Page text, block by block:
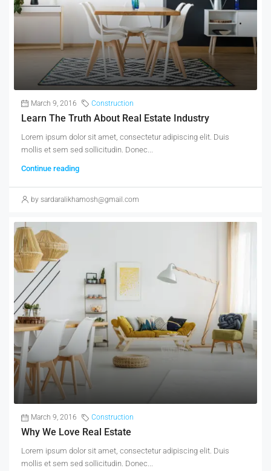
March 9, 2016 Construction
Learn The Truth About Real Estate Industry
Lorem ipsum dolor sit amet, consectetur adipiscing elit. Duis
mollis et sem sed sollicitudin. Donec...
Continue reading
by sardaralikhamosh@gmail.com
March 9, 2016 Construction
Why We Love Real Estate
Lorem ipsum dolor sit amet, consectetur adipiscing elit. Duis
mollis et sem sed sollicitudin. Donec...